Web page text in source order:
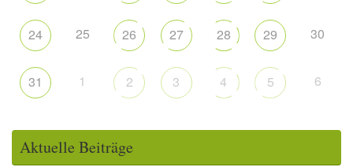
24 25 26 27 28 29 30
31 1 2 3 4 5 6
Aktuelle Beiträge